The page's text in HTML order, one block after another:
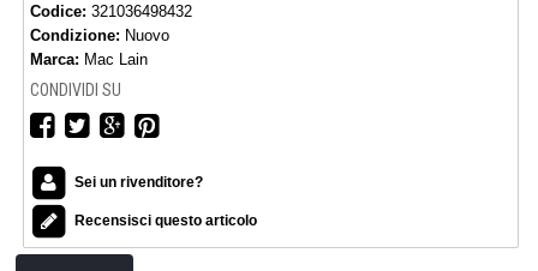
Codice: 321036498432
Condizione: Nuovo
Marca: Mac Lain
CONDIVIDI SU
Sei un rivenditore?
Recensisci questo articolo